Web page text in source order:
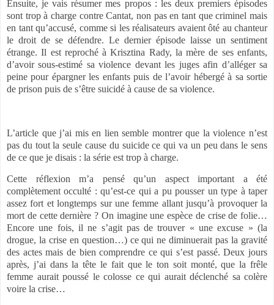
Ensuite, je vais résumer mes propos : les deux premiers épisodes
sont trop à charge contre Cantat, non pas en tant que criminel mais
en tant qu’accusé, comme si les réalisateurs avaient ôté au chanteur
le droit de se défendre. Le dernier épisode laisse un sentiment
étrange. Il est reproché à Krisztina Rady, la mère de ses enfants,
d’avoir sous-estimé sa violence devant les juges afin d’alléger sa
peine pour épargner les enfants puis de l’avoir hébergé à sa sortie
de prison puis de s’être suicidé à cause de sa violence.
L’article que j’ai mis en lien semble montrer que la violence n’est
pas du tout la seule cause du suicide ce qui va un peu dans le sens
de ce que je disais : la série est trop à charge.
Cette réflexion m’a pensé qu’un aspect important a été
complètement occulté : qu’est-ce qui a pu pousser un type à taper
assez fort et longtemps sur une femme allant jusqu’à provoquer la
mort de cette dernière ? On imagine une espèce de crise de folie…
Encore une fois, il ne s’agit pas de trouver « une excuse » (la
drogue, la crise en question…) ce qui ne diminuerait pas la gravité
des actes mais de bien comprendre ce qui s’est passé. Deux jours
après, j’ai dans la tête le fait que le ton soit monté, que la frêle
femme aurait poussé le colosse ce qui aurait déclenché sa colère
voire la crise…